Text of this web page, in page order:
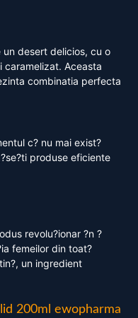
un desert delicios, cu o
caramelizat. Aceasta
combinatia perfecta
c? nu mai exist?
produse eficiente
revolu?ionar ?n ?
femeilor din toat?
un ingredient
200ml ewopharma